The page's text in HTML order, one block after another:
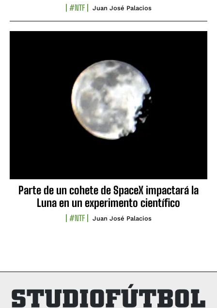
#NTF Juan José Palacios
Parte de un cohete de SpaceX impactará la
Luna en un experimento científico
#NTF Juan José Palacios